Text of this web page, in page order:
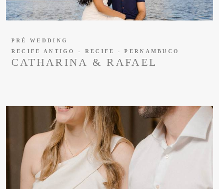
CATHARINA & RAFAEL
PRÉ WEDDING
RECIFE ANTIGO - RECIFE - PERNAMBUCO